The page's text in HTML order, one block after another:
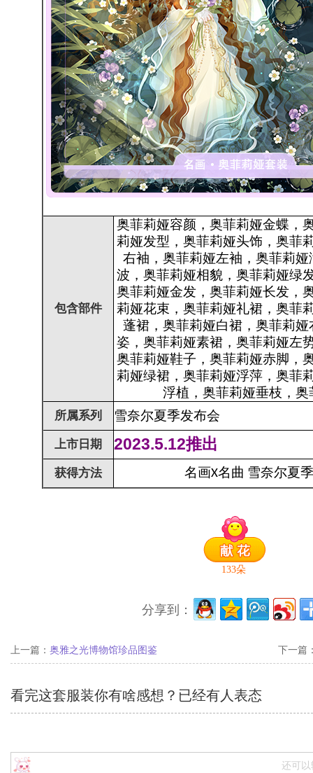
包含部件
奥菲莉娅容颜，奥菲莉娅金蝶，
莉娅发型，奥菲莉娅头饰，奥菲
右袖，奥菲莉娅左袖，奥菲莉
波，奥菲莉娅相貌，奥菲莉娅绿
奥菲莉娅金发，奥菲莉娅长发，
莉娅花束，奥菲莉娅礼裙，奥菲
蓬裙，奥菲莉娅白裙，奥菲莉
姿，奥菲莉娅素裙，奥菲莉娅左
奥菲莉娅鞋子，奥菲莉娅赤脚，
莉娅绿裙，奥菲莉娅浮萍，奥菲
浮植，奥菲莉娅垂枝，
所属系列 雪奈尔夏季发布会
上市日期 2023.5.12推出
获得方法 名画X名曲 雪奈尔夏
133朵
分享到：
上一篇： 奥雅之光博物馆珍品图鉴 下一篇
看完这套服装你有啥感想？已经有人表态
还可